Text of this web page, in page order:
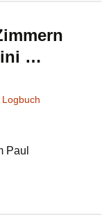
…
Logbuch
Paul